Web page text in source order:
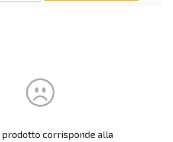
prodotto corrisponde alla